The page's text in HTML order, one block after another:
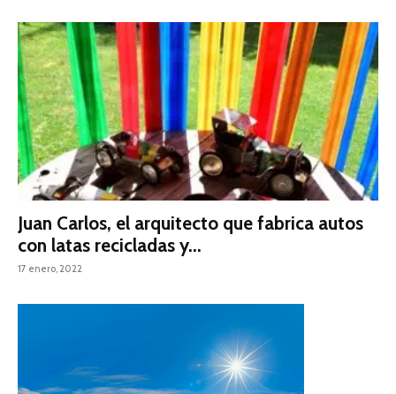
Juan Carlos, el arquitecto que fabrica autos
con latas recicladas y...
17 enero, 2022